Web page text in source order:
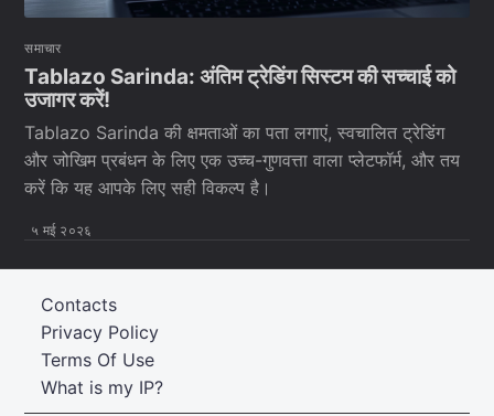
समाचार
Tablazo Sarinda: अंतिम ट्रेडिंग सिस्टम की सच्चाई को
उजागर करें!
Tablazo Sarinda की क्षमताओं का पता लगाएं, स्वचालित ट्रेडिंग
और जोखिम प्रबंधन के लिए एक उच्च-गुणवत्ता वाला प्लेटफॉर्म, और तय
करें कि यह आपके लिए सही विकल्प है।
५ मई २०२६
What is my IP?
Terms Of Use
Privacy Policy
Contacts